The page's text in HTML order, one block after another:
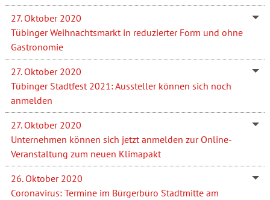
27. Oktober 2020
Tübinger Weihnachtsmarkt in reduzierter Form und ohne
Gastronomie
27. Oktober 2020
Tübinger Stadtfest 2021: Aussteller können sich noch
anmelden
27. Oktober 2020
Unternehmen können sich jetzt anmelden zur Online-
Veranstaltung zum neuen Klimapakt
26. Oktober 2020
Coronavirus: Termine im Bürgerbüro Stadtmitte am